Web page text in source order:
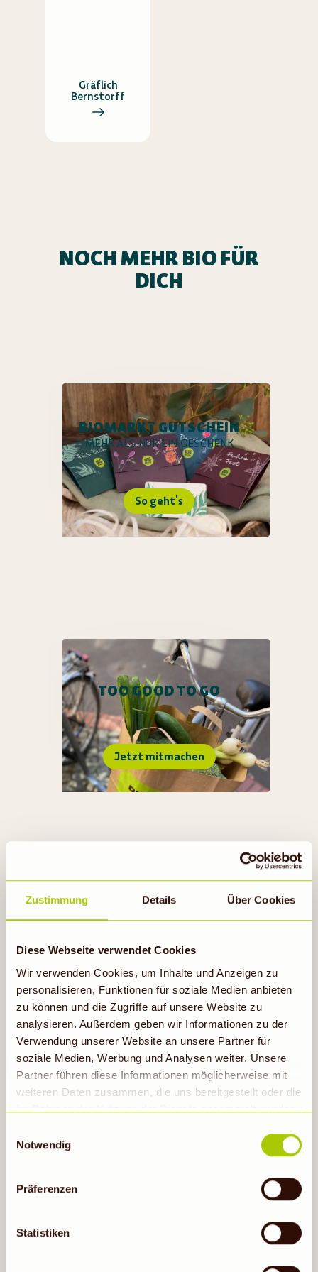
Zustimmung Details Über Cookies
Diese Webseite verwendet Cookies
Wir verwenden Cookies, um Inhalte und Anzeigen zu
personalisieren, Funktionen für soziale Medien anbieten
zu können und die Zugriffe auf unsere Website zu
analysieren. Außerdem geben wir Informationen zu der
Verwendung unserer Website an unsere Partner für
soziale Medien, Werbung und Analysen weiter. Unsere
Partner führen diese Informationen möglicherweise mit
weiteren Daten zusammen, die uns bereitgestellt oder die
im Rahmen der Nutzung der Dienste gesammelt wurden.
erhobenen Daten in den USA durch Google: Unsere
Informationen hierzu findest du unter Datenschutz. Indem
auf „Cookies zulassen“ geklickt bzw. statistische
1 S. 1 lit a DS-GVO eingewilligt, dass die Daten in den
Notwendig
Präferenzen
Statistiken
Gräflich
Bernstorff
NOCH MEHR BIO FÜR
DICH
BIOMARKT GUTSCHEIN
MEHR ALS NUR EIN GESCHENK
So geht's
TOO GOOD TO GO
Jetzt mitmachen
RECUP & REBOWL
Erfahre mehr
ALLES RUND UM DIE DENNS